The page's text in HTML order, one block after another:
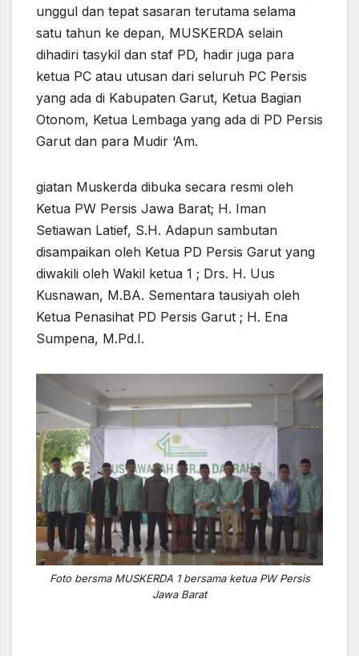
unggul dan tepat sasaran terutama selama
satu tahun ke depan, MUSKERDA selain
dihadiri tasykil dan staf PD, hadir juga para
ketua PC atau utusan dari seluruh PC Persis
yang ada di Kabupaten Garut, Ketua Bagian
Otonom, Ketua Lembaga yang ada di PD Persis
Garut dan para Mudir ‘Am.
giatan Muskerda dibuka secara resmi oleh
Ketua PW Persis Jawa Barat; H. Iman
Setiawan Latief, S.H. Adapun sambutan
disampaikan oleh Ketua PD Persis Garut yang
diwakili oleh Wakil ketua 1 ; Drs. H. Uus
Kusnawan, M.BA. Sementara tausiyah oleh
Ketua Penasihat PD Persis Garut ; H. Ena
Sumpena, M.Pd.I.
Foto bersma MUSKERDA 1 bersama ketua PW Persis
Jawa Barat